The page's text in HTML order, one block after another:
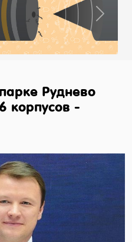
Next
Руднево
корпусов -